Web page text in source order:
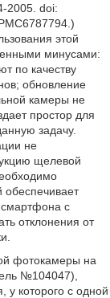
2005. doi:
этой
минусами:
по качеству
обновление
камеры не
простор для
задачу.
не
щелевой
обеспечивает
смартфона с
отклонения от
фотокамеры на
№104047),
у которого с одной